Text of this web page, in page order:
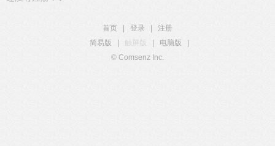
首页 登录
注册
简易版
触屏版 电脑版
© Comsenz Inc.